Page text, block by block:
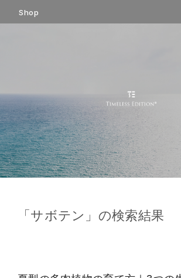
Shop
ン
ス
キ
ッ
プ
「サボテン 」の検索結果